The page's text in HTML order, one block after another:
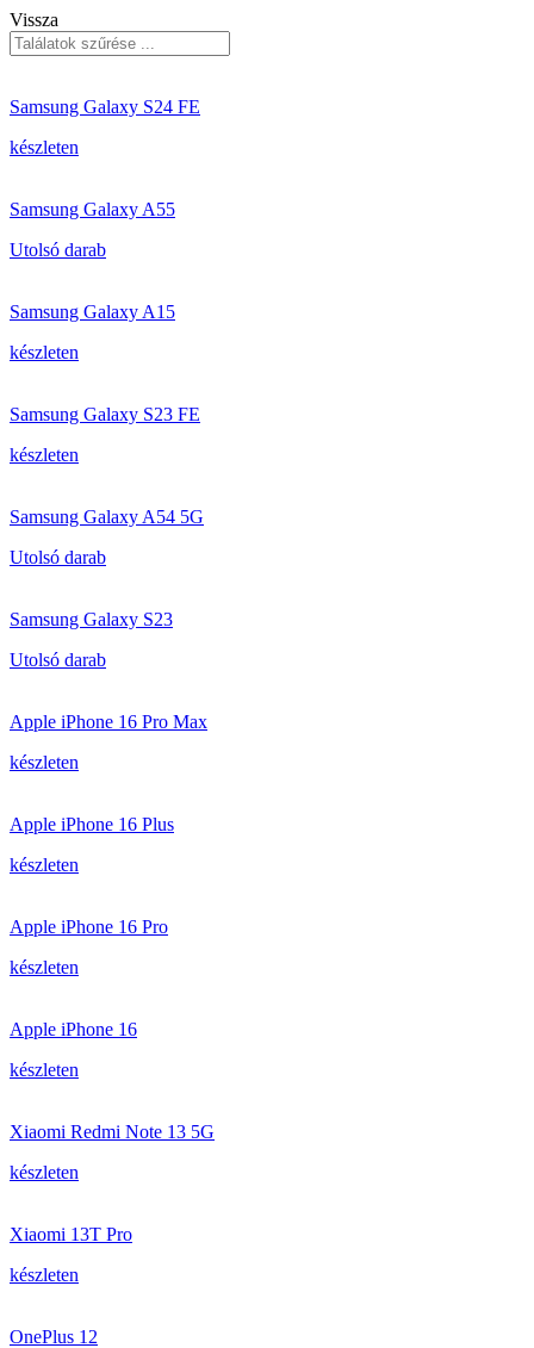
Vissza
Samsung Galaxy S24 FE
készleten
Samsung Galaxy A55
Utolsó darab
Samsung Galaxy A15
készleten
Samsung Galaxy S23 FE
készleten
Samsung Galaxy A54 5G
Utolsó darab
Samsung Galaxy S23
Utolsó darab
Apple iPhone 16 Pro Max
készleten
Apple iPhone 16 Plus
készleten
Apple iPhone 16 Pro
készleten
Apple iPhone 16
készleten
Xiaomi Redmi Note 13 5G
készleten
Xiaomi 13T Pro
készleten
OnePlus 12